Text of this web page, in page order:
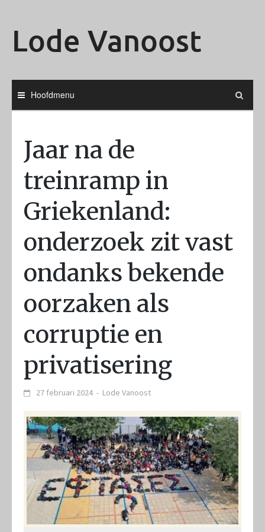
Lode Vanoost
Hoofdmenu
Jaar na de
treinramp in
Griekenland:
onderzoek zit vast
ondanks bekende
oorzaken als
corruptie en
privatisering
27 februari 2024 - Lode Vanoost